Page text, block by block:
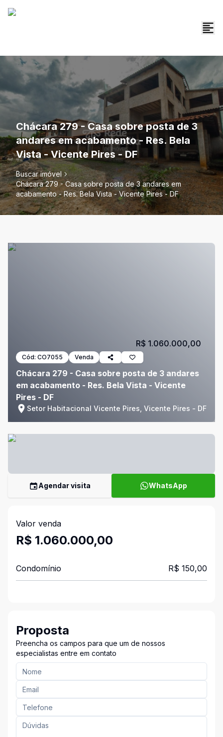
Chácara 279 - Casa sobre posta de 3
andares em acabamento - Res. Bela
Vista - Vicente Pires - DF
Buscar imóvel
Chácara 279 - Casa sobre posta de 3 andares em
acabamento - Res. Bela Vista - Vicente Pires - DF
Cód: CO7055 Venda
Chácara 279 - Casa sobre posta de 3 andares
em acabamento - Res. Bela Vista - Vicente
Pires - DF
Setor Habitacional Vicente Pires, Vicente Pires - DF
R$ 1.060.000,00
Agendar visita WhatsApp
Valor venda
R$ 1.060.000,00
Condomínio R$ 150,00
Proposta
Preencha os campos para que um de nossos
especialistas entre em contato